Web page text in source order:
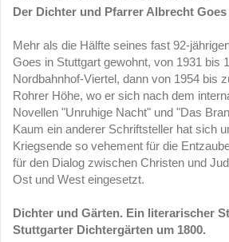
Der Dichter und Pfarrer Albrecht Goes
Mehr als die Hälfte seines fast 92-
Goes in Stuttgart gewohnt, von 1931 bis
Nordbahnhof-Viertel, dann von 1954 bis
Rohrer Höhe, wo er sich nach dem
Novellen "Unruhige Nacht" und "Das
Kaum ein anderer Schriftsteller hat sich
Kriegsende so vehement für die
für den Dialog zwischen Christen und
Ost und West eingesetzt.
Dichter und Gärten. Ein literarischer
Stuttgarter Dichtergärten um 1800.